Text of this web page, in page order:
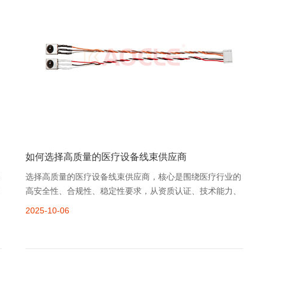
如何选择高质量的医疗设备线束供应商
选择高质量的医疗设备线束供应商，核心是围绕医疗行业的
高安全性、合规性、稳定性要求，从资质认证、技术能力、
质量管控、服务适配四个维度严格筛选，具体标准如下：
2025-10-06